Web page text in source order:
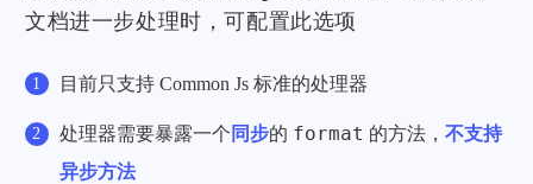
文档进一步处理时，可配置此选项
目前只支持 Common Js 标准的处理器
处理器需要暴露一个 同步的 format 的方法， 不支持
异步方法